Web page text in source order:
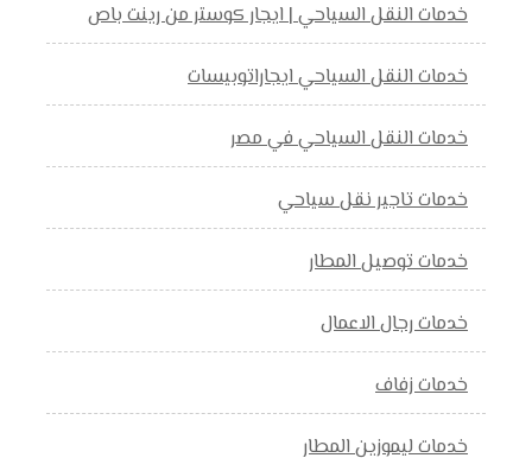
خدمات النقل السياحي | ايجار كوستر من رينت باص
خدمات النقل السياحي ايجاراتوبيسات
خدمات النقل السياحي في مصر
خدمات تاجير نقل سياحي
خدمات توصيل المطار
خدمات رجال الاعمال
خدمات زفاف
خدمات ليموزين المطار